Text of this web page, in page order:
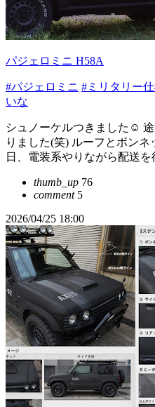
パジェロミニ H58A
#パジェロミニ #ミリタリー
いな
シュノーケルつきました☺️
りました(笑) ルーフとボン
日、電装系やりながら配送を
thumb_up 76
comment5
2026/04/25 18:00